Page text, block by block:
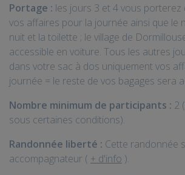
Portage : les jours 3 et 4 vous porterez
vos affaires pour la journée ainsi que le
nuit et la toilette ; le village de
accessible en voiture. Tous les autres
dans votre sac à dos uniquement vos
journée = le reste de vos bagages sera
Nombre minimum de participants : 2
sous certaines conditions).
Randonnée liberté : Cette randonnée
accompagnateur ( + d'info ).